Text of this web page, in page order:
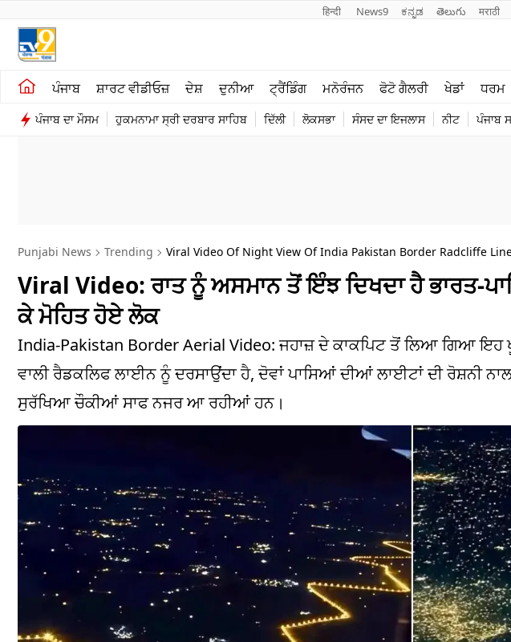
हिन्दी News9 ಕನ್ನಡ తెలుగు मराठी
ਪੰਜਾਬ ਸ਼ਾਰਟ ਵੀਡੀਓਜ਼ ਦੇਸ਼ ਦੁਨੀਆ ਟ੍ਰੈਂਡਿੰਗ ਮਨੋਰੰਜਨ ਫੋਟੋ ਗੈਲਰੀ ਖੇਡਾਂ ਧਰਮ
ਪੰਜਾਬ ਦਾ ਮੌਸਮ ਹੁਕਮਨਾਮਾ ਸ੍ਰੀ ਦਰਬਾਰ ਸਾਹਿਬ ਦਿੱਲੀ ਲੋਕਸਭਾ ਸੰਸਦ ਦਾ ਇਜਲਾਸ ਨੀਟ ਪੰਜਾਬ
ਖੇਤੀਬਾੜੀ
ਸ਼ਾਰਟ ਵੀਡੀਓਜ਼
ਮਨੋਰੰਜਨ
ਪੰਜਾਬ
Punjabi News Trending Viral Video Of Night View Of India Pakistan Border Radcliffe
Viral Video: ਰਾਤ ਨੂੰ ਅਸਮਾਨ ਤੋਂ ਇੰਝ ਦਿਖਦਾ ਹੈ ਭਾਰਤ-
ਕੇ ਮੋਹਿਤ ਹੋਏ ਲੋਕ
India-Pakistan Border Aerial Video: ਜਹਾਜ਼ ਦੇ ਕਾਕਪਿਟ ਤੋਂ ਲਿਆ ਗਿਆ ਇਹ
ਵਾਲੀ ਰੈਡਕਲਿਫ ਲਾਈਨ ਨੂੰ ਦਰਸਾਉਂਦਾ ਹੈ, ਦੋਵਾਂ ਪਾਸਿਆਂ ਦੀਆਂ ਲਾਈਟਾਂ ਦੀ ਰੋਸ਼ਨੀ
ਸੁਰੱਖਿਆ ਚੌਕੀਆਂ ਸਾਫ ਨਜਰ ਆ ਰਹੀਆਂ ਹਨ।